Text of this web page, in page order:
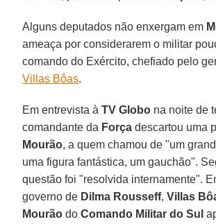
Alguns deputados não enxergam em
ameaça por considerarem o militar
comando do Exército, chefiado pelo
Villas Bôas.
Em entrevista àTV Globo na noite de
comandante da Força descartou uma
Mourão, a quem chamou de "um
uma figura fantástica, um gauchão".
questão foi "resolvida internamente".
governo de Dilma Rousseff,Villas
Mourão doComando Militar do Sul